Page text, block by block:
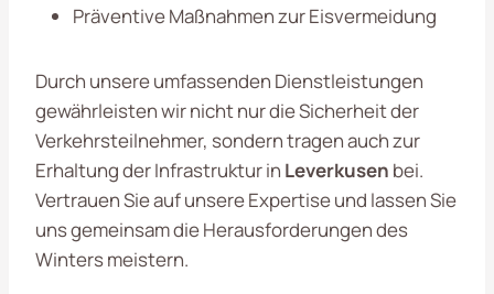
Präventive Maßnahmen zur Eisvermeidung
Durch unsere umfassenden Dienstleistungen
gewährleisten wir nicht nur die Sicherheit der
Verkehrsteilnehmer, sondern tragen auch zur
Erhaltung der Infrastruktur in Leverkusen bei.
Vertrauen Sie auf unsere Expertise und lassen Sie
uns gemeinsam die Herausforderungen des
Winters meistern.